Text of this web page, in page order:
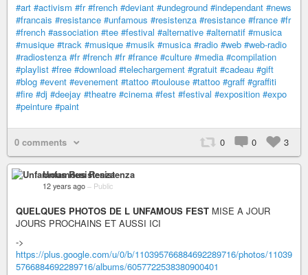
#art #activism #fr #french #deviant #undeground #independant #news
#francais #resistance #unfamous #resistenza #resistance #france #fr
#french #association #tee #festival #alternative #alternatif #musica
#musique #track #musique #musik #musica #radio #web #web-radio
#radiostenza #fr #french #fr #france #culture #media #compilation
#playlist #free #download #telechargement #gratuit #cadeau #gift
#blog #event #evenement #tattoo #toulouse #tattoo #graff #graffiti
#fire #dj #deejay #theatre #cinema #fest #festival #exposition #expo
#peinture #paint
0 comments 0 0 3
Unfamous Resistenza
12 years ago – Public
QUELQUES PHOTOS DE L UNFAMOUS FEST MISE A JOUR
JOURS PROCHAINS ET AUSSI ICI
->
https://plus.google.com/u/0/b/110395766884692289716/photos/11039
5766884692289716/albums/6057722538380900401